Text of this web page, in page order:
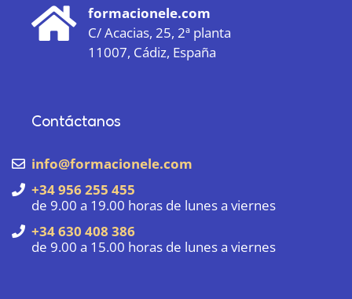
formacionele.com
C/ Acacias, 25, 2ª planta
11007, Cádiz, España
Contáctanos
info@formacionele.com
+34 956 255 455
de 9.00 a 19.00 horas de lunes a viernes
+34 630 408 386
de 9.00 a 15.00 horas de lunes a viernes